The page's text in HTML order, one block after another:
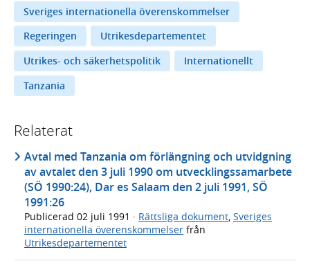
Sveriges internationella överenskommelser
Regeringen
Utrikesdepartementet
Utrikes- och säkerhetspolitik
Internationellt
Tanzania
Relaterat
Avtal med Tanzania om förlängning och utvidgning
av avtalet den 3 juli 1990 om utvecklingssamarbete
(SÖ 1990:24), Dar es Salaam den 2 juli 1991, SÖ
1991:26
Publicerad 02 juli 1991 · Rättsliga dokument Sveriges
internationella överenskommelser från
Utrikesdepartementet